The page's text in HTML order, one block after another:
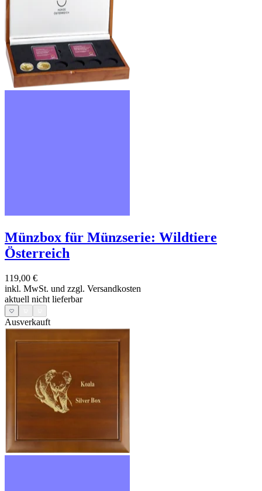
Münzbox für Münzserie: Wildtiere
Österreich
119,00 €
inkl. MwSt. und zzgl. Versandkosten
aktuell nicht lieferbar
Ausverkauft